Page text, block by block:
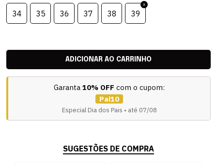
34 35 36 37 38 39
Garanta 10% OFF com o cupom:
Pai10
Especial Dia dos Pais • até 07/08
SUGESTÕES DE COMPRA